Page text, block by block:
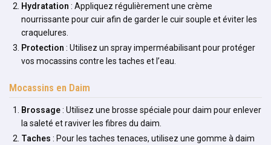
Hydratation : Appliquez régulièrement une crème
nourrissante pour cuir afin de garder le cuir souple et éviter les
craquelures.
Protection : Utilisez un spray imperméabilisant pour protéger
vos mocassins contre les taches et l’eau.
Mocassins en Daim
Brossage: Utilisez une brosse spéciale pour daim pour enlever
la saleté et raviver les fibres du daim.
Taches : Pour les taches tenaces, utilisez une gomme à daim